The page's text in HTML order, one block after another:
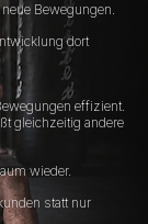
Bewegungen.
dort
effizient.
gleichzeitig andere
wieder.
statt nur